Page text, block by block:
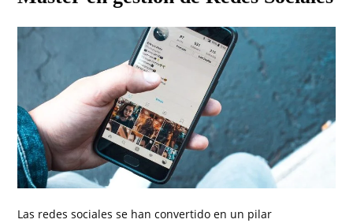
Las redes sociales se han convertido en un pilar